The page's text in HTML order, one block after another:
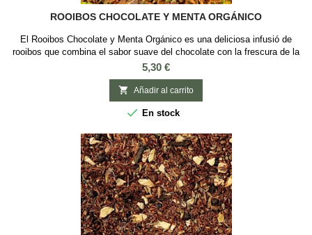
ROOIBOS CHOCOLATE Y MENTA ORGÁNICO
El Rooibos Chocolate y Menta Orgánico es una deliciosa infusió de
rooibos que combina el sabor suave del chocolate con la frescura de la
menta. Hecho con ingredientes orgánicos, esta mezcla incluye rooibos,
menta verde y cáscaras de cacao. Sin teïna, es perfecto para disfrutar
en cualquier momento del día. Un rooibos fantástico que combina a la
perfección...
Precio
5,30 €
 Añadir al carrito
 En stock